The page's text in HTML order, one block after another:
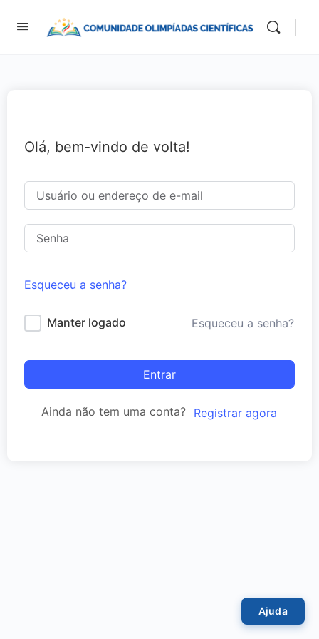
Olá, bem-vindo de volta!
Esqueceu a senha?
Manter logado Esqueceu a senha?
Entrar
Ainda não tem uma conta? Registrar agora
Ajuda